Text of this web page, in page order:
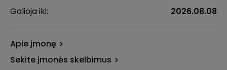
Galioja iki:
2026.08.08
Apie įmonę
Sekite įmonės skelbimus